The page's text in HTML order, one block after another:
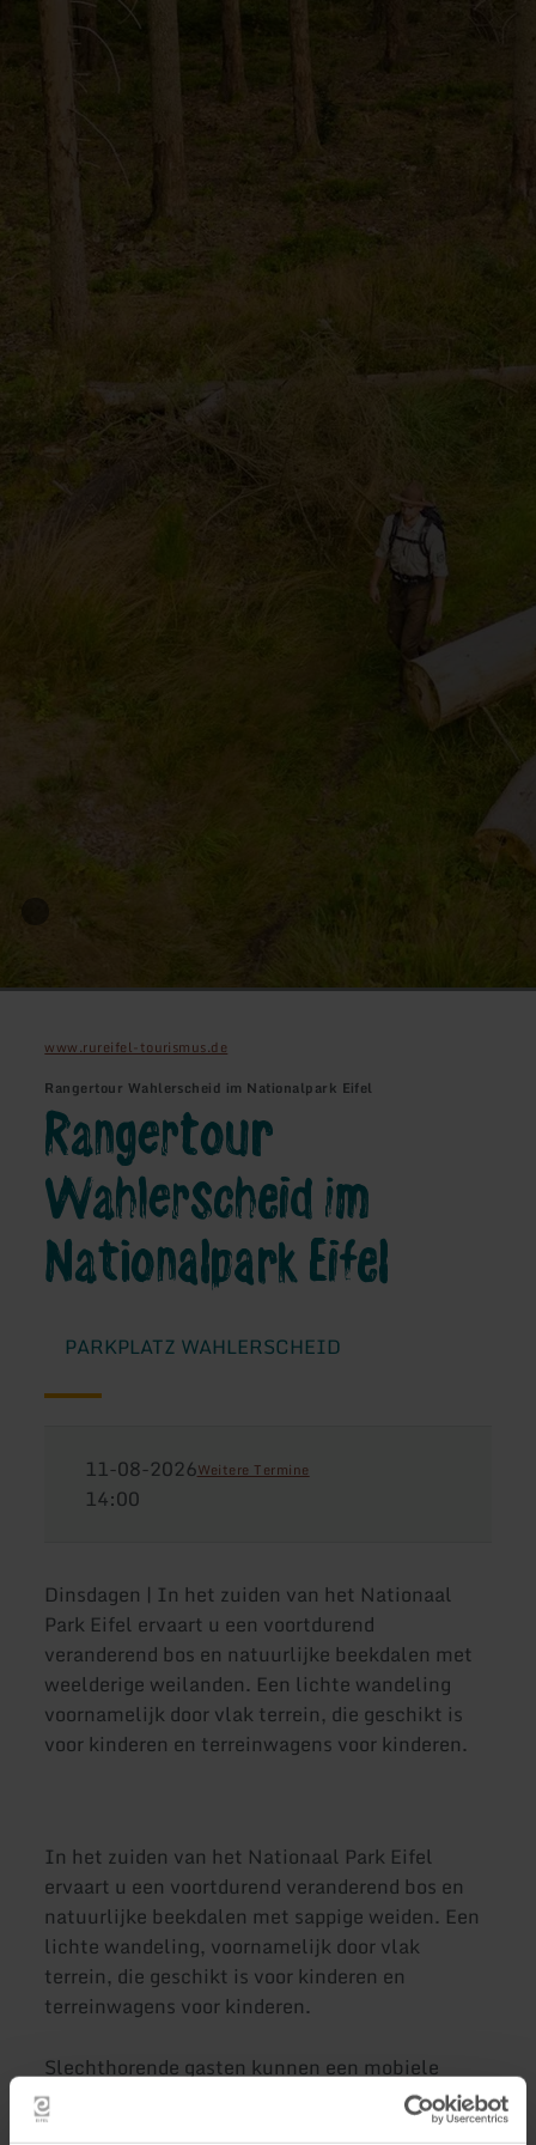
www.rureifel-tourismus.de
Rangertour Wahlerscheid im Nationalpark Eifel
Rangertour
Wahlerscheid im
Nationalpark Eifel
PARKPLATZ WAHLERSCHEID
11-08-2026Weitere Termine
14:00
Dinsdagen | In het zuiden van het Nationaal
Park Eifel ervaart u een voortdurend
veranderend bos en natuurlijke beekdalen met
weelderige weilanden. Een lichte wandeling
voornamelijk door vlak terrein, die geschikt is
voor kinderen en terreinwagens voor kinderen.
In het zuiden van het Nationaal Park Eifel
ervaart u een voortdurend veranderend bos en
natuurlijke beekdalen met sappige weiden. Een
lichte wandeling, voornamelijk door vlak
terrein, die geschikt is voor kinderen en
terreinwagens voor kinderen.
Slechthorende gasten kunnen een mobiele
hoorreiniger lenen, als ze dit van tevoren
aanmelden. We verzoeken grotere groepen vanaf